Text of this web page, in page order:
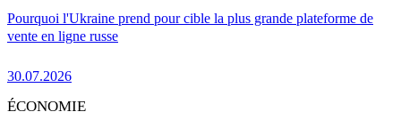
Pourquoi l'Ukraine prend pour cible la plus grande plateforme de
vente en ligne russe
30.07.2026
ÉCONOMIE